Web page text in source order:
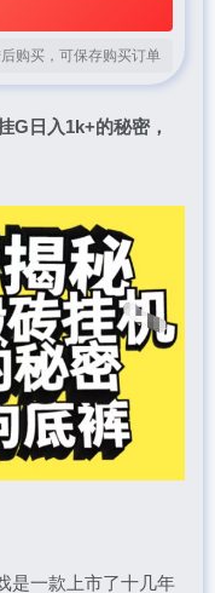
购买，可保存购买订单
G日入1k+的秘密，
是一款上市了十几年